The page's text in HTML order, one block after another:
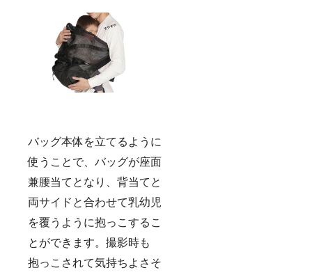
バッグ本体を立てるように
使うことで、バッグが座面
兼腰当てとなり、背当てと
両サイドと合わせて乳幼児
を覆うように抱っこするこ
とができます。撮影時も
抱っこされて気持ちよさそ